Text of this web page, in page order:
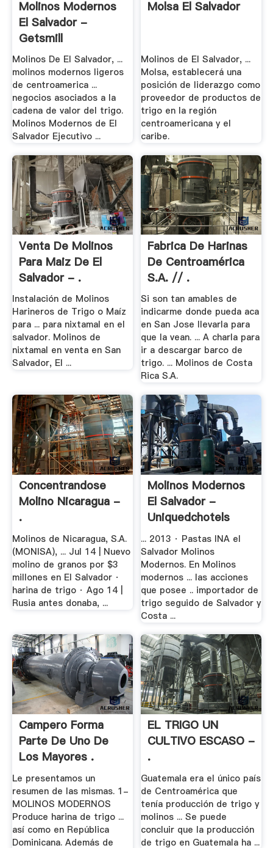
Molinos Modernos
El Salvador -
Getsmill
Molinos De El Salvador, ...
molinos modernos ligeros
de centroamerica ...
negocios asociados a la
cadena de valor del trigo.
Molinos Modernos de El
Salvador Ejecutivo ...
Molsa El Salvador
Molinos de El Salvador, ...
Molsa, establecerá una
posición de liderazgo como
proveedor de productos de
trigo en la región
centroamericana y el
caribe.
Venta De Molinos
Para Maiz De El
Salvador - .
Instalación de Molinos
Harineros de Trigo o Maíz
para ... para nixtamal en el
salvador. Molinos de
nixtamal en venta en San
Salvador, El ...
Fabrica De Harinas
De Centroamérica
S.A. // .
Si son tan amables de
indicarme donde pueda aca
en San Jose llevarla para
que la vean. ... A charla para
ir a descargar barco de
trigo. ... Molinos de Costa
Rica S.A.
Concentrandose
Molino Nicaragua -
.
Molinos de Nicaragua, S.A.
(MONISA), ... Jul 14 | Nuevo
molino de granos por $3
millones en El Salvador ·
harina de trigo · Ago 14 |
Rusia antes donaba, ...
Molinos Modernos
El Salvador -
Uniquedchotels
... 2013 · Pastas INA el
Salvador Molinos
Modernos. En Molinos
modernos ... las acciones
que posee .. importador de
trigo seguido de Salvador y
Costa ...
Campero Forma
Parte De Uno De
Los Mayores .
Le presentamos un
resumen de las mismas. 1-
MOLINOS MODERNOS
Produce harina de trigo ...
así como en República
Dominicana. Además de
EL TRIGO UN
CULTIVO ESCASO -
.
Guatemala era el único país
de Centroamérica que
tenía producción de trigo y
molinos ... Se puede
concluir que la producción
de trigo en Guatemala ha ...